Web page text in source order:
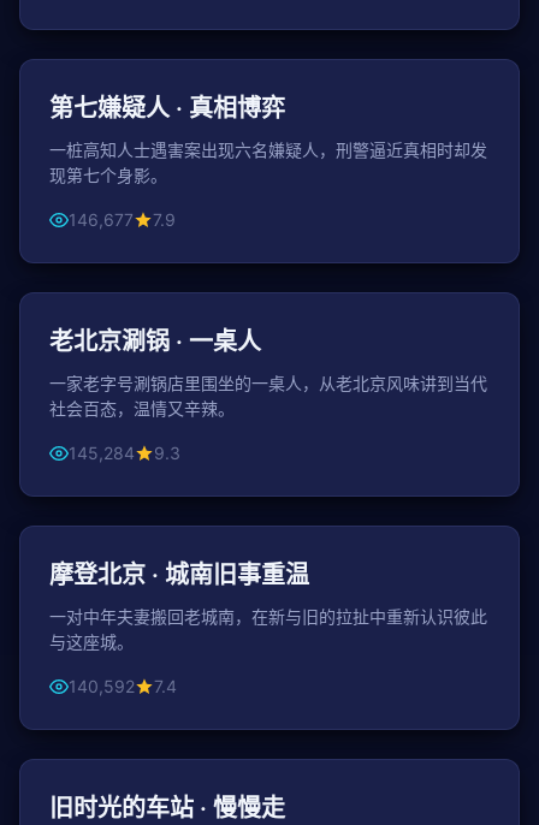
悬疑
第七嫌疑人 · 真相博弈
一桩高知人士遇害案出现六名嫌疑人，刑警逼近真相时却发
现第七个身影。
146,677 7.9
都市
老北京涮锅 · 一桌人
一家老字号涮锅店里围坐的一桌人，从老北京风味讲到当代
社会百态，温情又辛辣。
145,284 9.3
都市
摩登北京 · 城南旧事重温
一对中年夫妻搬回老城南，在新与旧的拉扯中重新认识彼此
与这座城。
140,592 7.4
年代
旧时光的车站 · 慢慢走